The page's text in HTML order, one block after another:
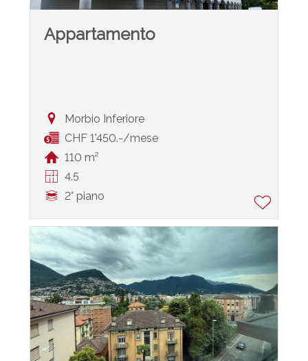
Appartamento
Morbio Inferiore
CHF 1'450.-/mese
110 m²
4.5
2° piano